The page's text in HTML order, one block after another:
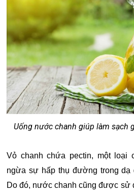
Uống nước chanh giúp làm sạch
Vỏ chanh chứa pectin, một loại
ngừa sự hấp thụ đường trong dạ
Do đó, nước chanh cũng được sử